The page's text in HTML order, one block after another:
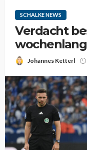
SCHALKE NEWS
Verdacht
Johannes Ketterl